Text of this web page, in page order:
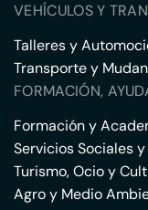
VEHÍCULOS Y
Talleres y
Transporte y
FORMACIÓN,
Formación y
Servicios Sociales
Turismo, Ocio y
Agro y Medio